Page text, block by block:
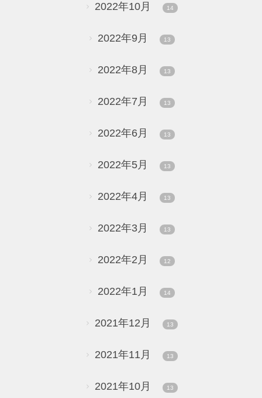
2022年10月 14
2022年9月 13
2022年8月 13
2022年7月 13
2022年6月 13
2022年5月 13
2022年4月 13
2022年3月 13
2022年2月 12
2022年1月 14
2021年12月 13
2021年11月 13
2021年10月 13